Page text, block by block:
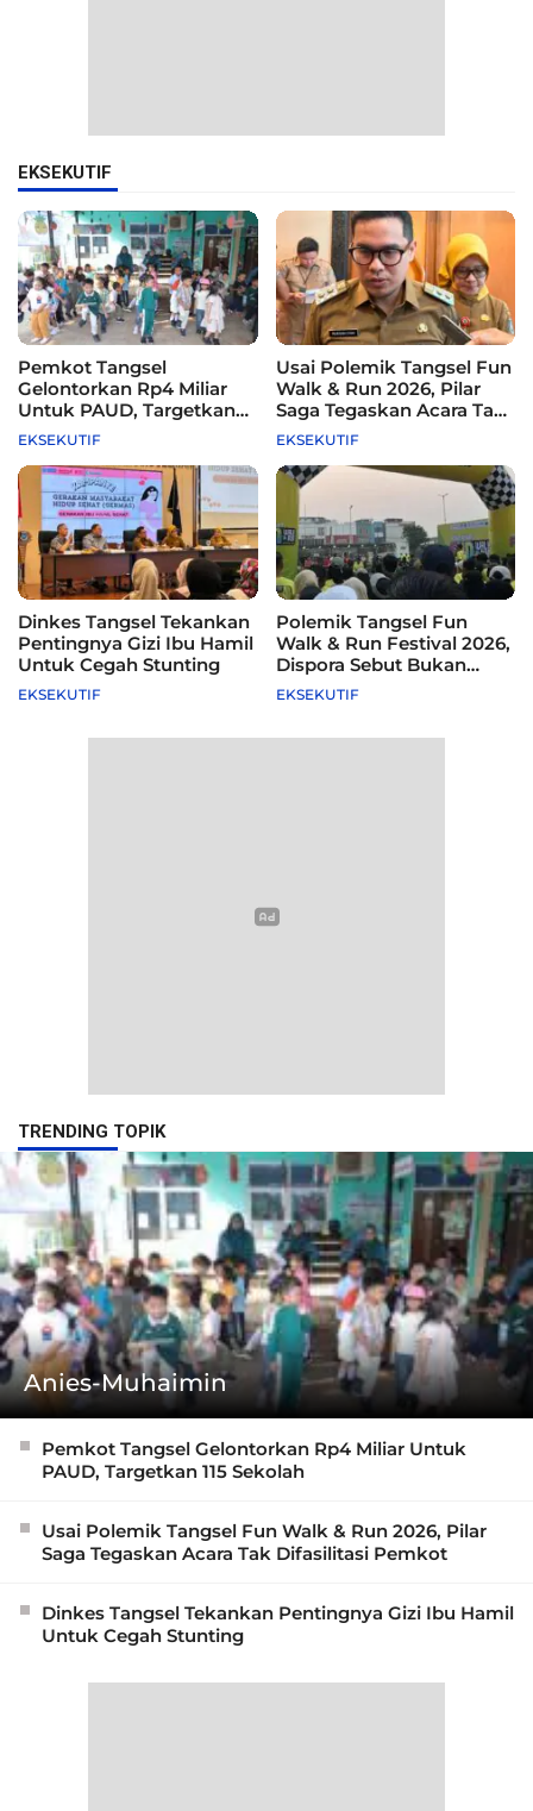
EKSEKUTIF
Pemkot Tangsel
Gelontorkan Rp4 Miliar
Untuk PAUD, Targetkan
115 Sekolah
EKSEKUTIF
Usai Polemik Tangsel Fun
Walk & Run 2026, Pilar
Saga Tegaskan Acara Tak
Difasilitasi Pemkot
EKSEKUTIF
Dinkes Tangsel Tekankan
Pentingnya Gizi Ibu Hamil
Untuk Cegah Stunting
EKSEKUTIF
Polemik Tangsel Fun
Walk & Run Festival 2026,
Dispora Sebut Bukan
Agenda Pemkot
EKSEKUTIF
TRENDING TOPIK
Anies-Muhaimin
Pemkot Tangsel Gelontorkan Rp4 Miliar Untuk
PAUD, Targetkan 115 Sekolah
Usai Polemik Tangsel Fun Walk & Run 2026, Pilar
Saga Tegaskan Acara Tak Difasilitasi Pemkot
Dinkes Tangsel Tekankan Pentingnya Gizi Ibu Hamil
Untuk Cegah Stunting